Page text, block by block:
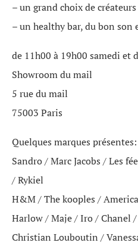
– un grand choix de
– un healthy bar, du bon son
de 11h00 à 19h00 samedi et
Showroom du mail
5 rue du mail
75003 Paris
Quelques marques présentes:
Sandro / Marc Jacobs / Les
/ Rykiel
H&M / The kooples /
Harlow / Maje / Iro / Chanel /
Christian Louboutin /